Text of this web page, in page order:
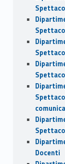
Docenti